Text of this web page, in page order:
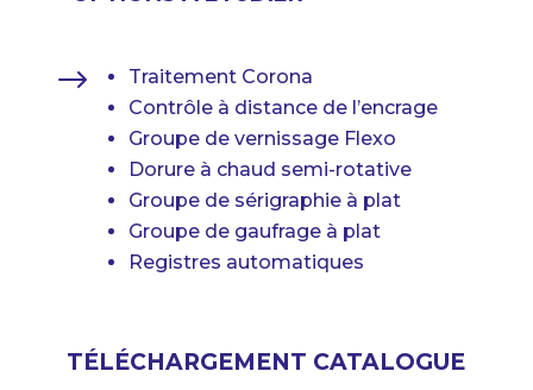
$
Traitement Corona
Contrôle à distance de l’encrage
Groupe de vernissage Flexo
Dorure à chaud semi-rotative
Groupe de sérigraphie à plat
Groupe de gaufrage à plat
Registres automatiques
TÉLÉCHARGEMENT CATALOGUE